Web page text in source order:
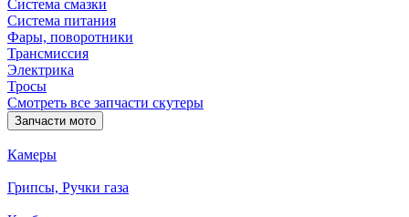
Система смазки
Система питания
Фары, поворотники
Трансмиссия
Электрика
Тросы
Смотреть все запчасти скутеры
Запчасти мото
Камеры
Грипсы, Ручки газа